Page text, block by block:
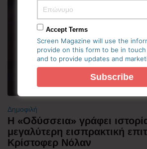
Δημοφιλή
Η «Οδύσσεια» γράφει
μεγαλύτερη εισπρακτική
Κρίστοφερ Νόλαν
Accept Terms
Screen Magazine will use the
provide on this form to be in
and to provide updates and